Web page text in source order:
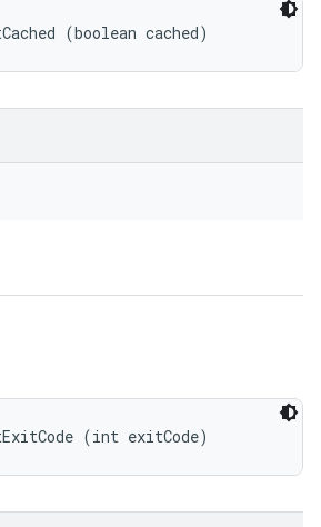
(boolean cached)
(int exitCode)